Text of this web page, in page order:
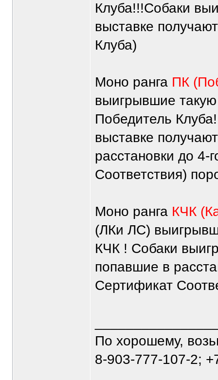
Клуба!!!Собаки
выставке
Клуба)
Моно ранга ПК
выигрывшие
Победитель
выставке
расстановки до
Соответствия)
Моно ранга КЧК
(ЛКи ЛС)
КЧК ! Собаки
попавшие в
Сертификат
По хорошему,
8-903-777-107-2;